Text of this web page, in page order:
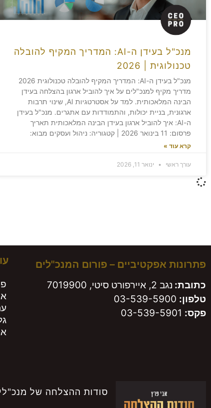
מנכ"ל בעידן ה-AI: המדריך המקיף להובלה
טכנולוגית | 2026
מנכ"ל בעידן ה-AI: המדריך המקיף להובלה טכנולוגית 2026
מדריך מקיף למנכ"לים על איך להוביל ארגון בהצלחה בעידן
הבינה המלאכותית. למד על אסטרטגיות AI, שינוי תרבות
ארגונית, בניית יכולות, והתמודדות עם אתגרים. מנכ"ל בעידן
ה-AI: איך להוביל ארגון בעידן הבינה המלאכותית תאריך
פרסום: 11 בינואר 2026 | קטגוריה: ניהול ועסקים מבוא:
קרא עוד »
עורך ראשי ינואר 11, 2026
פתרונות אפקטיביים – פורום המנכ"לים
כתובת: נגב 2, איירפורט סיטי, 7019900
טלפון: 03-539-5900
פקס:
סודות ההצלחה של